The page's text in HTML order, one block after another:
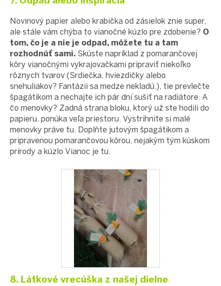
Novinový papier alebo krabička od zásielok znie super,
ale stále vám chýba to vianočné kúzlo pre zdobenie? O
tom, čo je a nie je odpad, môžete tu a tam
rozhodnúť sami. Skúste napríklad z pomarančovej
kôry vianočnými vykrajovačkami pripraviť niekoľko
rôznych tvarov (Srdiečka, hviezdičky alebo
snehuliakov? Fantázii sa medze nekladú.), tie prevlečte
špagátikom a nechajte ich pár dní sušiť na radiátore. A
čo menovky? Zadná strana bloku, ktorý už ste hodili do
papieru, ponúka veľa priestoru. Vystrihnite si malé
menovky práve tu. Doplňte jutovým špagátikom a
pripravenou pomarančovou kôrou, nejakým tým kúskom
prírody a kúzlo Vianoc je tu.
8. Látkové vrecúška z našej dielne